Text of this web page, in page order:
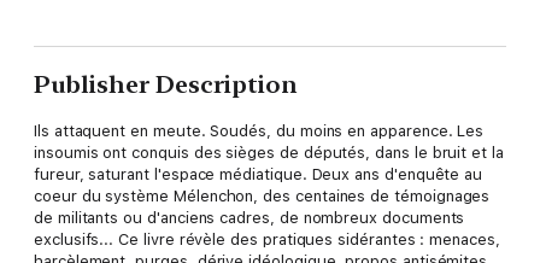
Publisher Description
Ils attaquent en meute. Soudés, du moins en apparence. Les
insoumis ont conquis des sièges de députés, dans le bruit et la
fureur, saturant l'espace médiatique. Deux ans d'enquête au
coeur du système Mélenchon, des centaines de témoignages
de militants ou d'anciens cadres, de nombreux documents
exclusifs... Ce livre révèle des pratiques sidérantes : menaces,